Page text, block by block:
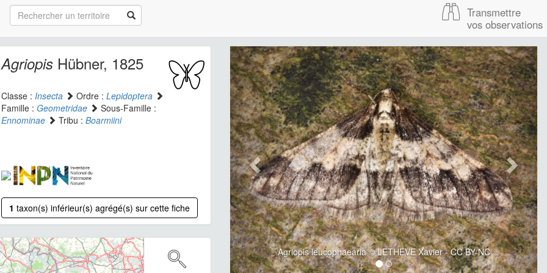
Transmettre
vos observations
AgriopisHübner, 1825
Classe : Insecta Ordre : Lepidoptera
Famille : Geometridae
Sous-Famille :
Ennominae
Tribu : Boarmiini
1 taxon(s) inférieur(s) agrégé(s) sur cette fiche
Agriopis leucophaearia © LETHEVE Xavier - CC BY-NC